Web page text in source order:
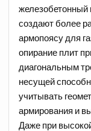
создают более
армопоясу для
опирание плит
диагональным
несущей
учитывать
армирования и
Даже при